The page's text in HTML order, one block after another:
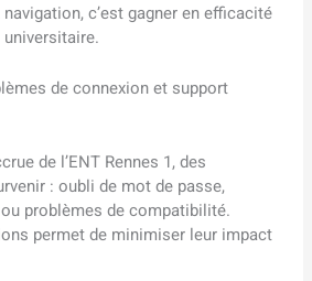
c’est gagner en efficacité
de connexion et support
de l’ENT Rennes 1, des
: oubli de mot de passe,
problèmes de compatibilité.
permet de minimiser leur impact